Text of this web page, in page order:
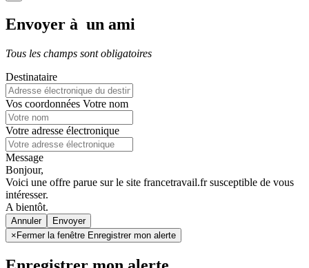
Envoyer à un ami
Tous les champs sont obligatoires
Destinataire
Vos coordonnées Votre nom
Votre adresse électronique
Message
Bonjour,
Voici une offre parue sur le site francetravail.fr susceptible de vous
intéresser.
A bientôt.
Annuler
× Fermer la fenêtre Enregistrer mon alerte